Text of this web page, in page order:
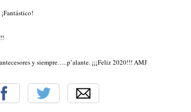
!!
y siempre…..p’alante. ¡¡¡Feliz 2020!!! AMJ